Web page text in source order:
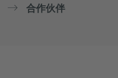
合作伙伴